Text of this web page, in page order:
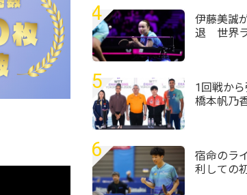
横浜2026
4
伊藤美誠
退 世界ラ
5
1回戦か
橋本帆乃
ンピオン
＞
6
宿命のラ
利しての